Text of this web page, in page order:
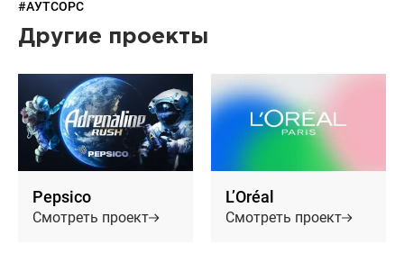
#АУТСОРС
Другие проекты
Pepsico
Смотреть проект
L’Oréal
Смотреть проект